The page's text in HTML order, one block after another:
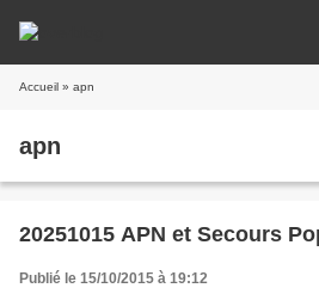
Accueil » apn
apn
20251015 APN et Secours
Publié le 15/10/2015 à 19:12